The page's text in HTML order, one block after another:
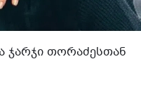
ჯარჯი თორაძესთან